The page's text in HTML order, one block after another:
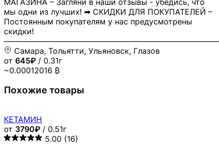
МАГАЗИНА – Загляни в наши отзывы - убедись, что
мы одни из лучших! ➡ СКИДКИ ДЛЯ ПОКУПАТЕЛЕЙ –
Постоянным покупателям у нас предусмотрены
скидки!
Самара, Тольятти, Ульяновск, Глазов
от 645₽ / 0.31г
~0.00012016 ₿
Похожие товары
КЕТАМИН
от 3790₽ / 0.51г
5.00 (16)